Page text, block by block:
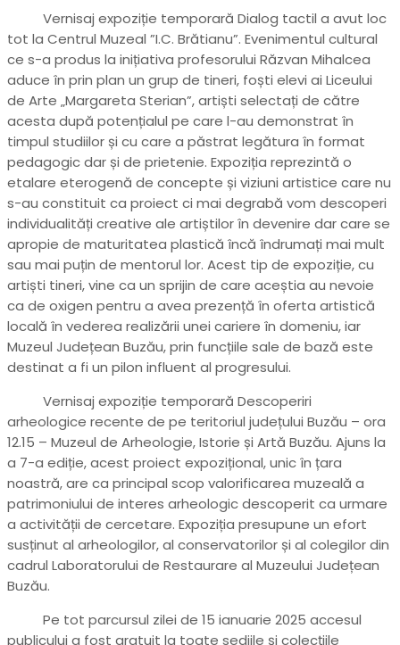
Vernisaj expoziție temporară Dialog tactil a avut loc
tot la Centrul Muzeal ”I.C. Brătianu”. Evenimentul cultural
ce s-a produs la inițiativa profesorului Răzvan Mihalcea
aduce în prin plan un grup de tineri, foști elevi ai Liceului
de Arte „Margareta Sterian”, artiști selectați de către
acesta după potențialul pe care l-au demonstrat în
timpul studiilor și cu care a păstrat legătura în format
pedagogic dar și de prietenie. Expoziția reprezintă o
etalare eterogenă de concepte și viziuni artistice care nu
s-au constituit ca proiect ci mai degrabă vom descoperi
individualități creative ale artiștilor în devenire dar care se
apropie de maturitatea plastică încă îndrumați mai mult
sau mai puțin de mentorul lor. Acest tip de expoziție, cu
artiști tineri, vine ca un sprijin de care aceștia au nevoie
ca de oxigen pentru a avea prezență în oferta artistică
locală în vederea realizării unei cariere în domeniu, iar
Muzeul Județean Buzău, prin funcțiile sale de bază este
destinat a fi un pilon influent al progresului.
Vernisaj expoziție temporară Descoperiri
arheologice recente de pe teritoriul județului Buzău – ora
12.15 – Muzeul de Arheologie, Istorie și Artă Buzău. Ajuns la
a 7-a ediție, acest proiect expozițional, unic în țara
noastră, are ca principal scop valorificarea muzeală a
patrimoniului de interes arheologic descoperit ca urmare
a activității de cercetare. Expoziția presupune un efort
susținut al arheologilor, al conservatorilor și al colegilor din
cadrul Laboratorului de Restaurare al Muzeului Județean
Buzău.
Pe tot parcursul zilei de 15 ianuarie 2025 accesul
publicului a fost gratuit la toate sediile și colecțiile